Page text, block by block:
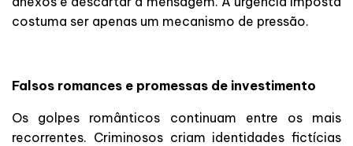
costuma ser apenas um mecanismo de pressão.
Falsos romances e promessas de investimento
Os golpes românticos continuam entre os mais
recorrentes. Criminosos criam identidades fictícias